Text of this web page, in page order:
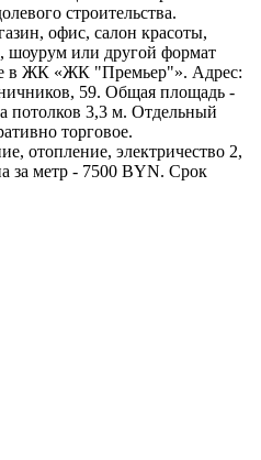
строительства.
офис, салон красоты,
шоурум или другой формат
в ЖК «ЖК "Премьер"». Адрес:
59. Общая площадь -
потолков 3,3 м. Отдельный
торговое.
отопление, электричество 2,
за метр - 7500 BYN. Срок